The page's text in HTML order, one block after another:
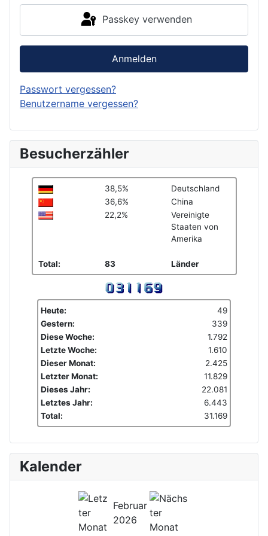
Passkey verwenden
Anmelden
Passwort vergessen?
Benutzername vergessen?
Besucherzähler
38,5%
Deutschland
36,6%
China
22,2%
Vereinigte
Staaten von
Amerika
Total: 83 Länder
Heute:
49
Gestern:
339
Diese Woche:
1.792
Letzte Woche:
1.610
Dieser Monat:
2.425
Letzter Monat:
11.829
Dieses Jahr:
22.081
Letztes Jahr:
6.443
Total:
31.169
Kalender
Februar
2026